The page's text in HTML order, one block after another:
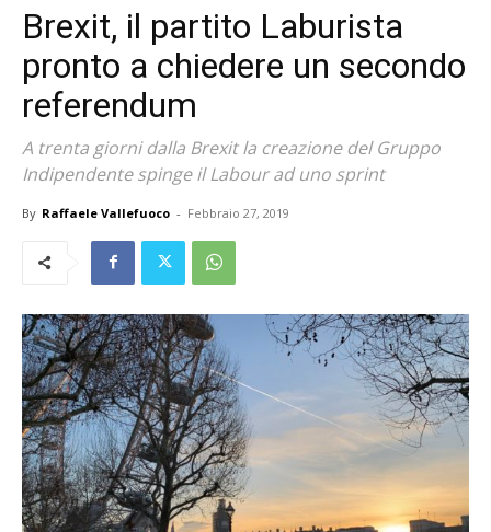
Brexit, il partito Laburista
pronto a chiedere un secondo
referendum
A trenta giorni dalla Brexit la creazione del Gruppo
Indipendente spinge il Labour ad uno sprint
By Raffaele Vallefuoco - Febbraio 27, 2019